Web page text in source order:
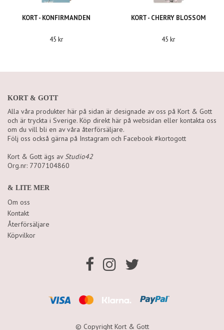
KORT - KONFIRMANDEN
45 kr
KORT - CHERRY BLOSSOM
45 kr
KORT & GOTT
Alla våra produkter här på sidan är designade av oss på Kort & Gott
och är tryckta i Sverige. Köp direkt här på websidan eller kontakta oss
om du vill bli en av våra återförsäljare.
Följ oss också gärna på Instagram och Facebook #kortogott
Kort & Gott ägs av Studio42
Org.nr: 7707104860
& LITE MER
Om oss
Kontakt
Återförsäljare
Köpvilkor
© Copyright Kort & Gott